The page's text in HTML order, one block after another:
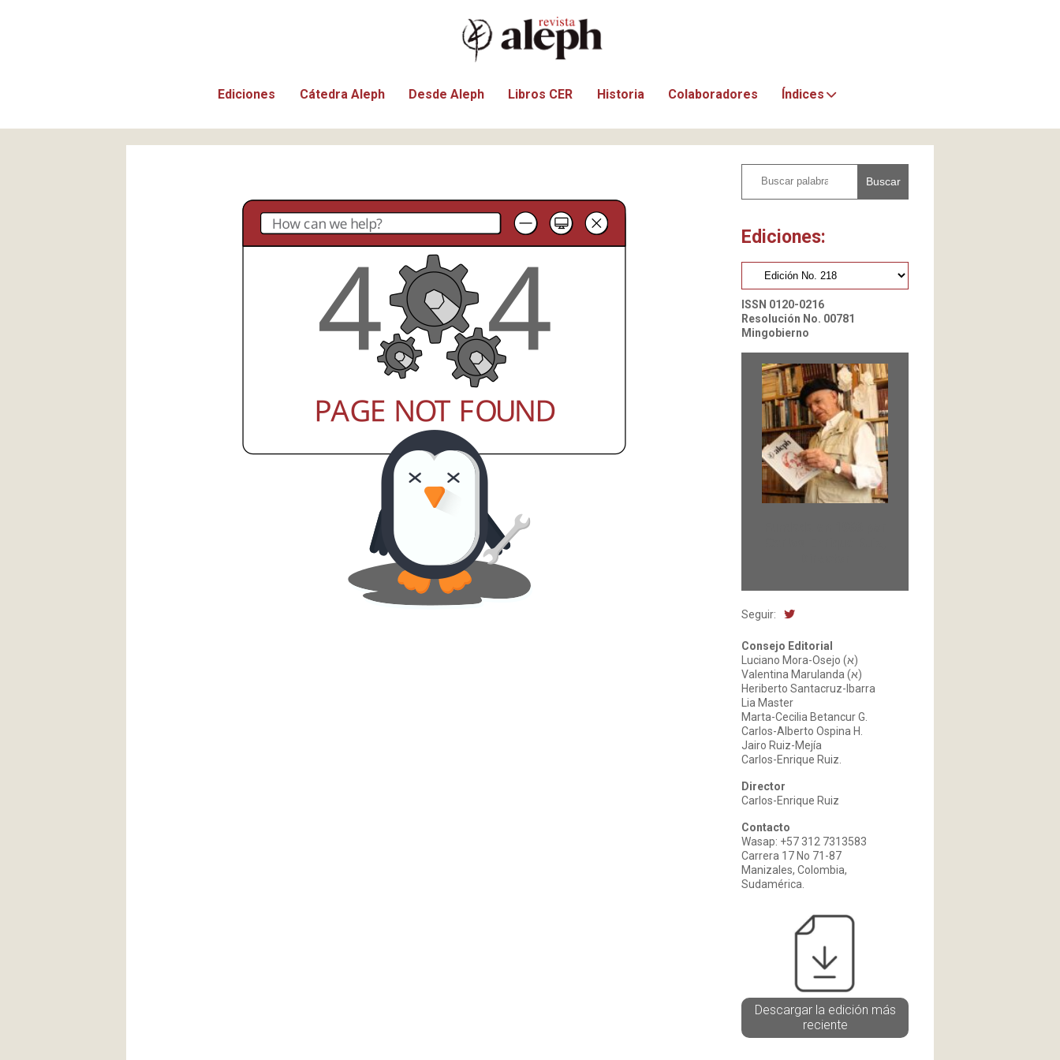
Ediciones Cátedra Aleph Desde Aleph Libros CER Historia Colaboradores Índices
Buscar
Ediciones:
ISSN 0120-0216
Resolución No. 00781
Mingobierno
Seguir:
Consejo Editorial
Luciano Mora-Osejo (א)
Valentina Marulanda (א)
Heriberto Santacruz-Ibarra
Lia Master
Marta-Cecilia Betancur G.
Carlos-Alberto Ospina H.
Jairo Ruiz-Mejía
Carlos-Enrique Ruiz.
Director
Carlos-Enrique Ruiz
Contacto
Wasap: +57 312 7313583
Carrera 17 No 71-87
Manizales, Colombia,
Sudamérica.
Descargar la edición más
reciente